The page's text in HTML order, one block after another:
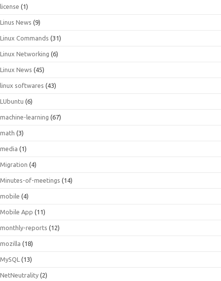
license (1)
Linus News (9)
Linux Commands (31)
Linux Networking (6)
Linux News (45)
linux softwares (43)
LUbuntu (6)
machine-learning (67)
math (3)
media (1)
Migration (4)
Minutes-of-meetings (14)
mobile (4)
Mobile App (11)
monthly-reports (12)
mozilla (18)
MySQL (13)
NetNeutrality (2)